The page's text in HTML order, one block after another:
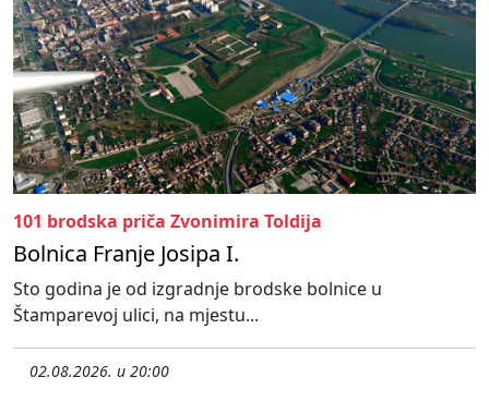
101 brodska priča Zvonimira Toldija
Bolnica Franje Josipa I.
Sto godina je od izgradnje brodske bolnice u
Štamparevoj ulici, na mjestu...
02.08.2026. u 20:00